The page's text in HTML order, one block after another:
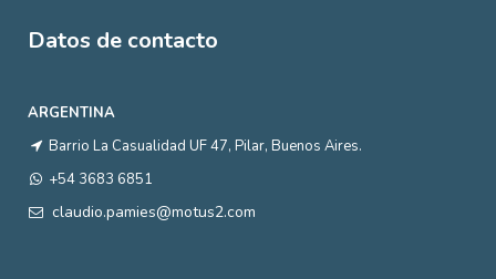
Datos de contacto
ARGENTINA
Barrio La Casualidad UF 47, Pilar, Buenos Aires.
+54 3683 6851
claudio.pamies@motus2.com